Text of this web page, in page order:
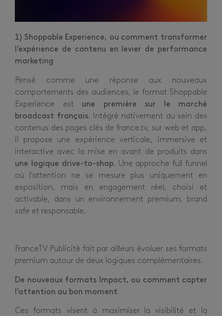
1) Shoppable Experience, ou comment transformer
l’expérience de contenu en levier de performance
marketing
Pensé comme une réponse aux nouveaux
comportements des audiences, le format Shoppable
Experience est une première sur le marché
broadcast français. Intégré nativement au sein des
contenus des pages clés de france.tv, sur web et app,
il propose une expérience verticale, immersive et
interactive avec la mise en avant de produits dans
une logique drive-to-shop. Une approche full funnel
où l’attention ne se mesure plus uniquement en
exposition, mais en engagement réel, choisi et
activable, dans un environnement premium, brand
safe et responsable.
FranceTV Publicité fait par ailleurs évoluer ses formats
premium autour de deux logiques complémentaires.
De nouveaux formats Impact, ou comment capter
l’attention au bon moment
Ces formats visent à maximiser la visibilité et la